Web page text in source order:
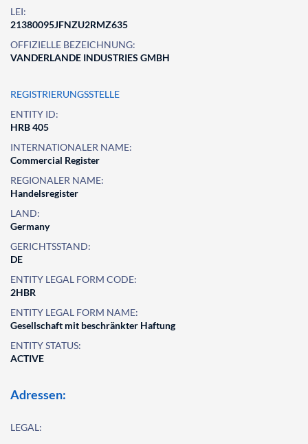
LEI:
21380095JFNZU2RMZ635
OFFIZIELLE BEZEICHNUNG:
VANDERLANDE INDUSTRIES GMBH
REGISTRIERUNGSSTELLE
ENTITY ID:
HRB 405
INTERNATIONALER NAME:
Commercial Register
REGIONALER NAME:
Handelsregister
LAND:
Germany
GERICHTSSTAND:
DE
ENTITY LEGAL FORM CODE:
2HBR
ENTITY LEGAL FORM NAME:
Gesellschaft mit beschränkter Haftung
ENTITY STATUS:
ACTIVE
Adressen:
LEGAL: